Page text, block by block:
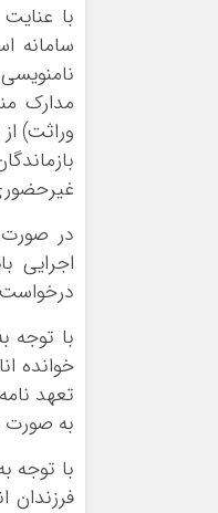
با
سامانه
وراثت)
در
اجرایی
درخواست
با توجه
خوانده
تعهد
به صورت